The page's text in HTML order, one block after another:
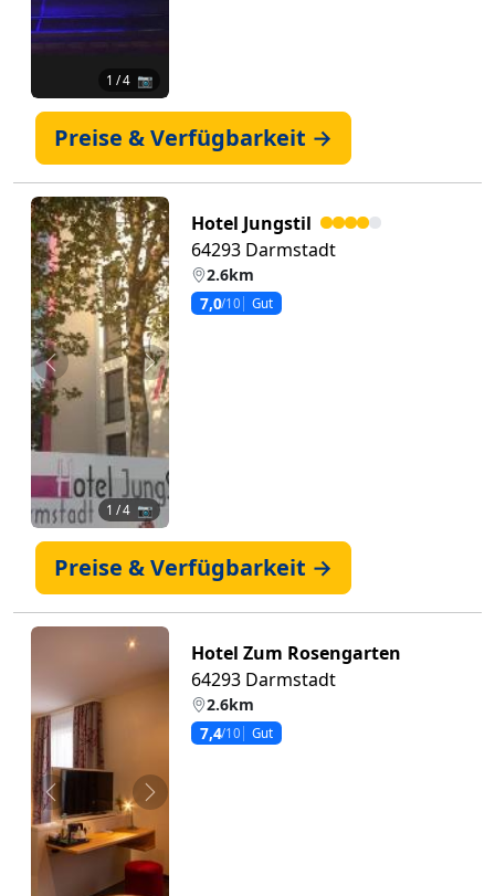
1 / 4 📷
Preise & Verfügbarkeit →
Zurück Weiter
1 / 4 📷
Hotel Jungstil
64293 Darmstadt
2.6km
7,0/10 Gut
Preise & Verfügbarkeit →
Zurück Weiter
Hotel Zum Rosengarten
64293 Darmstadt
2.6km
7,4/10 Gut